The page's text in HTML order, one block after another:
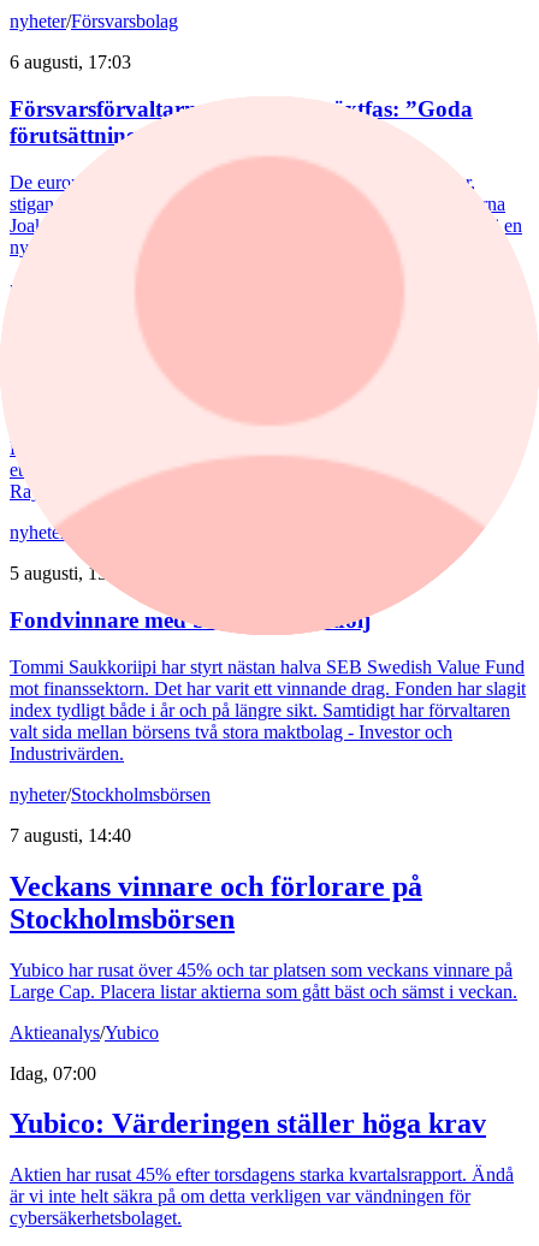
nyheter/Försvarsbolag
6 augusti, 17:03
Försvarsförvaltarna spår ny tillväxtfas: ”Goda
förutsättningar”
De europeiska försvarsbolagen visar rekordstora orderböcker,
stigande omsättning och förbättrade marginaler. Enligt förvaltarna
Joakim Agerback och Shayan Heidari går nu försvarssektorn in i en
ny tillväxtfas.
nyheter
Spiltan Småbolagsfond lyfte i juli – tar in
Efter en svagare utveckling hittills i år fick Spiltan Småbolagsfond
ett tydligt lyft i juli. Mips bidrog mest till uppgången, medan
RaySearch Laboratories är ett nytt innehav i fonden.
nyheter
5 augusti, 15:06
Fondvinnare med banktung portfölj
Tommi Saukkoriipi har styrt nästan halva SEB Swedish Value Fund
mot finanssektorn. Det har varit ett vinnande drag. Fonden har slagit
index tydligt både i år och på längre sikt. Samtidigt har förvaltaren
valt sida mellan börsens två stora maktbolag - Investor och
Industrivärden.
nyheter/Stockholmsbörsen
7 augusti, 14:40
Veckans vinnare och förlorare på
Stockholmsbörsen
Yubico har rusat över 45% och tar platsen som veckans vinnare på
Large Cap. Placera listar aktierna som gått bäst och sämst i veckan.
Aktieanalys/Yubico
Idag, 07:00
Yubico: Värderingen ställer höga krav
Aktien har rusat 45% efter torsdagens starka kvartalsrapport. Ändå
är vi inte helt säkra på om detta verkligen var vändningen för
cybersäkerhetsbolaget.